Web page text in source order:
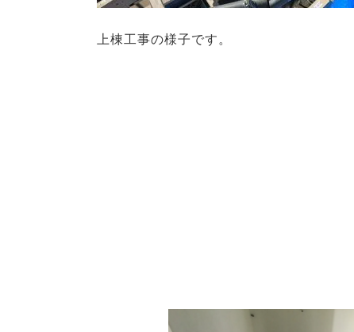
上棟工事の様子です。